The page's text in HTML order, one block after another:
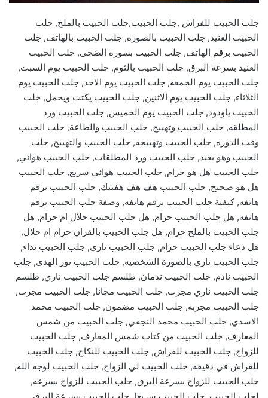
جلب الحبيب للفراش ,جلب الحبيب,جلب الحبيب بالملح, جلب
الحبيب العنيد, جلب الحبيب بالصورة, جلب الحبيب بالهاتف, جلب
الحبيب برقم الهاتف, جلب الحبيب بسورة الضحى, جلب الحبيب
العنيد بسرعة البرق, جلب الحبيب بالثوم, جلب الحبيب يوم السبت,
جلب الحبيب يوم الجمعة, جلب الحبيب يوم الاحد, جلب الحبيب يوم
الثلاثاء, جلب الحبيب يوم الاثنين, جلب الحبيب يكتب ويحمل, جلب
الحبيب ياودود, جلب الحبيب يوم الخميس, جلب الحبيب ورد
المطلقه, جلب الحبيب وتهييج, جلب الحبيب والطاعة, جلب الحبيب
وقت الدوره, جلب الحبيب وتهييجه, جلب الحبيب والتهييج, جلب
الحبيب وهو بعيد, جلب الحبيب ورد المطلقات, جلب الحبيب هوائي,
جلب الحبيب هل هو حرام, جلب الحبيب هوائي سريع, جلب الحبيب
هل هو صحيح, جلب الحبيب هف هف هفيتك, جلب الحبيب برقم
هاتفه, كيفية جلب الحبيب برقم هاتفه, وصفة جلب الحبيب برقم
هاتفه, هل جلب الحبيب حرام, هل جلب الحبيب حلال ام حرام, هل
جلب الحبيب بالملح حرام, هل جلب الحبيب بالقران حرام ام حلال,
هل دعاء جلب الحبيب حرام, جلب الحبيب ناري, جلب الحبيب نداء,
جلب الحبيب ناري بالصورة الشخصيه, جلب الحبيب نور الهدى, جلب
الحبيب نادم, جلب الحبيب ندمان, طلسم جلب الحبيب ناري, طلسم
جلب الحبيب ناري مجرب, جلب الحبيب مجانا, جلب الحبيب مجرب,
جلب الحبيب مجربة, جلب الحبيب مضمون, جلب الحبيب محمد
الاسدي, جلب الحبيب محمد النجفي, جلب الحبيب من شمس
المعارف, جلب الحبيب من كتاب شمس المعارف, جلب الحبيب
للزواج, جلب الحبيب للفراش, جلب الحبيب للنكاح, جلب الحبيب
للفراش في دقيقة, جلب الحبيب لي الزواج, جلب الحبيب لوجه الله,
جلب الحبيب للزواج بسرعة البرق, جلب الحبيب للزواج بسرعه,